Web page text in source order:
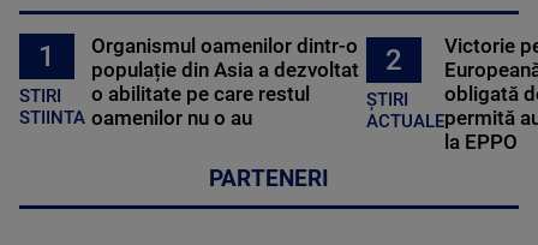
1
STIRI
STIINTA
Organismul oamenilor dintr-o
populație din Asia a dezvoltat
o abilitate pe care restul
oamenilor nu o au
2
ȘTIRI
ACTUALE
Victorie
obligată
permită
la EPPO
PARTENERI